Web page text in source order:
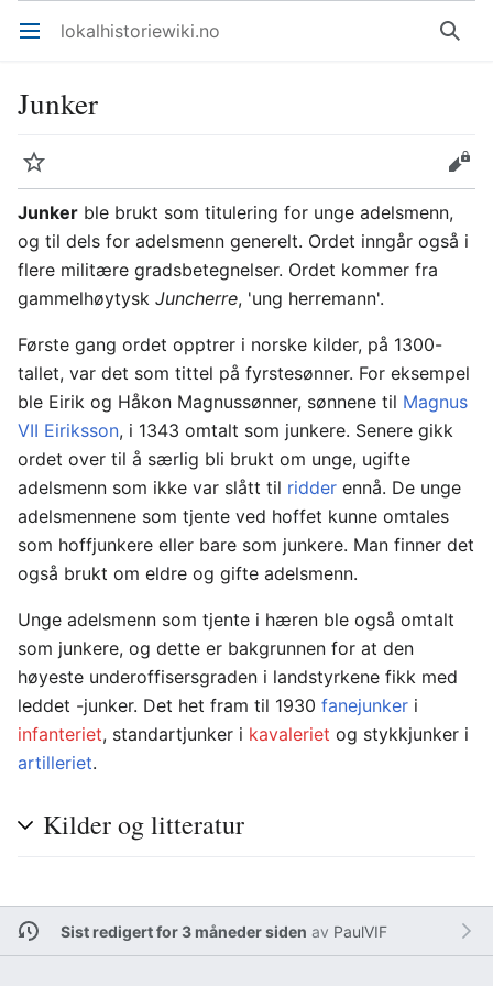
Åpne hovedmenyen lokalhistoriewiki.no Søk
Junker
Overvåk
Rediger
Junker ble brukt som titulering for unge adelsmenn,
og til dels for adelsmenn generelt. Ordet inngår også i
flere militære gradsbetegnelser. Ordet kommer fra
gammelhøytysk Juncherre, 'ung herremann'.
Første gang ordet opptrer i norske kilder, på 1300-
tallet, var det som tittel på fyrstesønner. For eksempel
ble Eirik og Håkon Magnussønner, sønnene til Magnus
VII Eiriksson, i 1343 omtalt som junkere. Senere gikk
ordet over til å særlig bli brukt om unge, ugifte
adelsmenn som ikke var slått til ridder ennå. De unge
adelsmennene som tjente ved hoffet kunne omtales
som hoffjunkere eller bare som junkere. Man finner det
også brukt om eldre og gifte adelsmenn.
Unge adelsmenn som tjente i hæren ble også omtalt
som junkere, og dette er bakgrunnen for at den
høyeste underoffisersgraden i landstyrkene fikk med
leddet -junker. Det het fram til 1930 fanejunker i
infanteriet, standartjunker i kavaleriet og stykkjunker i
artilleriet.
Kilder og litteratur
Sist redigert for 3 måneder siden av PaulVIF